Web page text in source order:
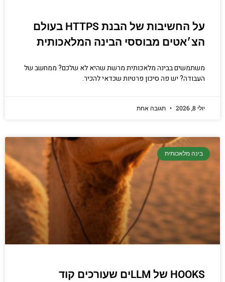
על החשיבות של הבנת HTTPS בעולם
הצ׳אטים מבוססי הבינה המלאכותית
משתמשים בבינה מלאכותית מרשת שהיא לא שלכם? ממחשב של
העבודה? יש פה סיכון פרטיות שכדאי להכיר.
יולי 8, 2026 תגובה אחת
בינה מלאכותית
HOOKS של LLMים שעורכים קוד